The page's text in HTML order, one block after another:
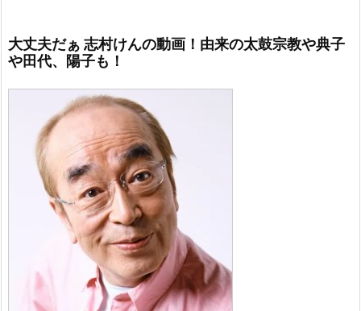
大丈夫だぁ 志村けんの動画！由来の太鼓宗教や典子
や田代、陽子も！